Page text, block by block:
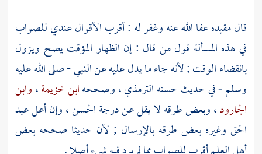
قال مقيده عفا الله عنه وغفر له : أقرب الأقوال عندي للصواب
في هذه المسألة قول من قال : إن الظهار المؤقت يصح ويزول
بانقضاء الوقت ; لأنه جاء ما يدل عليه عن النبي - صلى الله عليه
وسلم - في حديث حسنهالترمذي، وصححهابن خزيمة،وابن
الجارود، وبعض طرقه لا يقل عن درجة الحسن ، وإن أعلعبد
الحق وغيره بعض طرقه بالإرسال ; لأن حديثا صححه بعض